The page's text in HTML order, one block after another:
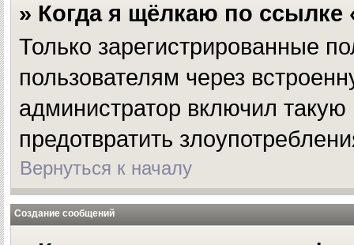
» Когда я щёлкаю по
Только зарегистрированные
пользователям через
администратор включил
предотвратить
Вернуться к началу
Создание сообщений